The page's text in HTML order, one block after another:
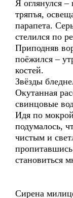
Я оглянулся –
тряпъя,
парапета.
стелился по
Приподняв
поёжился –
костей.
Звёзды
Окутанная
свинцовые
Идя по
подумалось,
чистым и
становиться
Сирена